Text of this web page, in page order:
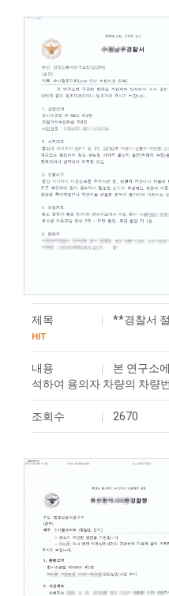
제목 **경찰서
HIT
내용
본 연구소
석하여 ​용의자 차량의 차량
조회수 2670